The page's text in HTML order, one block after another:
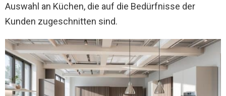
Auswahl an Küchen, die auf die Bedürfnisse der
Kunden zugeschnitten sind.